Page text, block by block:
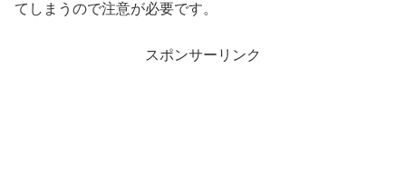
てしまうので注意が必要です。
スポンサーリンク